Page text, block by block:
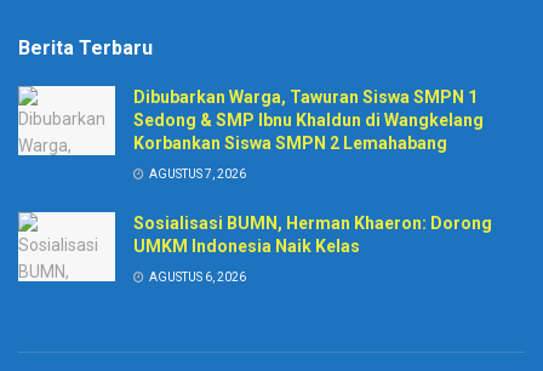
Berita Terbaru
Dibubarkan Warga, Tawuran Siswa SMPN 1
Sedong & SMP Ibnu Khaldun di Wangkelang
Korbankan Siswa SMPN 2 Lemahabang
AGUSTUS 7, 2026
Sosialisasi BUMN, Herman Khaeron: Dorong
UMKM Indonesia Naik Kelas
AGUSTUS 6, 2026